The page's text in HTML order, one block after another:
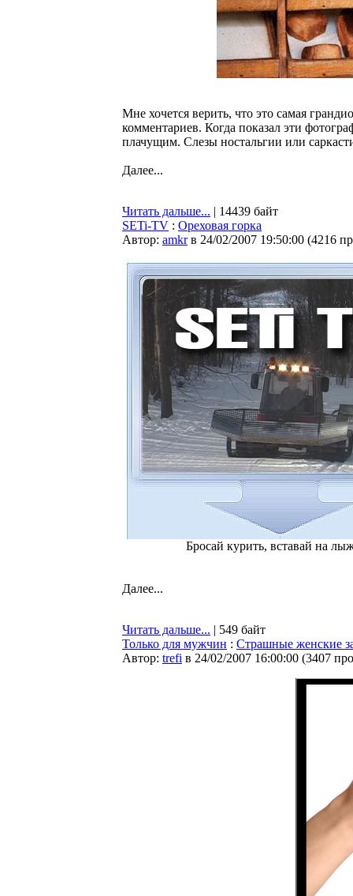
Мне хочется верить, что это самая
комментариев. Когда показал эти
плачущим. Слезы ностальгии или
Далее...
Читать дальше... | 14439 байт
SETi-TV : Ореховая горка
Автор: amkr в 24/02/2007 19:50:00 (4216
Бросай курить, вставай на
Далее...
Читать дальше... | 549 байт
Только для мужчин : Страшные женские
Автор: trefi в 24/02/2007 16:00:00 (3407